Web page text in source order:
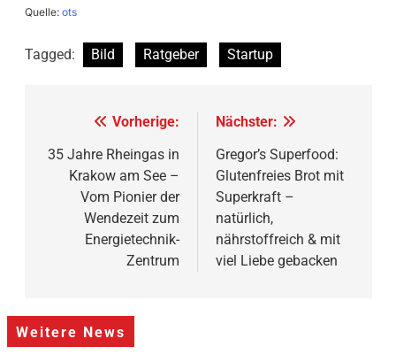
Quelle: ots
Tagged: Bild Ratgeber Startup
Beitragsnavigation
Vorherige:
35 Jahre Rheingas in
Krakow am See –
Vom Pionier der
Wendezeit zum
Energietechnik-
Zentrum
Nächster:
Gregor’s Superfood:
Glutenfreies Brot mit
Superkraft –
natürlich,
nährstoffreich & mit
viel Liebe gebacken
Weitere News